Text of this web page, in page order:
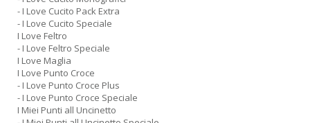
- I Love Cucito Pack Extra
- I Love Cucito Speciale
I Love Feltro
- I Love Feltro Speciale
I Love Maglia
I Love Punto Croce
- I Love Punto Croce Plus
- I Love Punto Croce Speciale
I Miei Punti all Uncinetto